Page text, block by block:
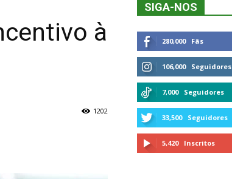
à
1202
SIGA-NOS
280,000 Fãs
106,000 Seguidores
7,000 Seguidores
33,500 Seguidores
5,420 Inscritos